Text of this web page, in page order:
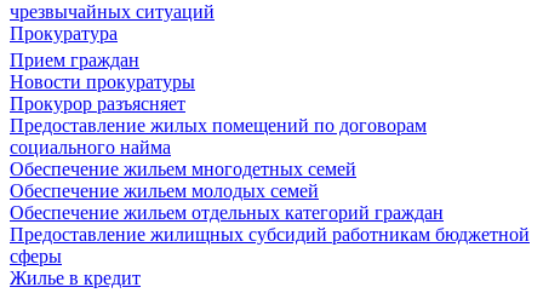
чрезвычайных ситуаций
Прокуратура
Прием граждан
Новости прокуратуры
Прокурор разъясняет
Предоставление жилых помещений по договорам
социального найма
Обеспечение жильем многодетных семей
Обеспечение жильем молодых семей
Обеспечение жильем отдельных категорий граждан
Предоставление жилищных субсидий работникам бюджетной
сферы
Жилье в кредит